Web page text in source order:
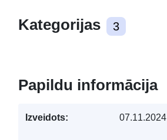
Kategorijas 3
Papildu informācija
Izveidots: 07.11.2024